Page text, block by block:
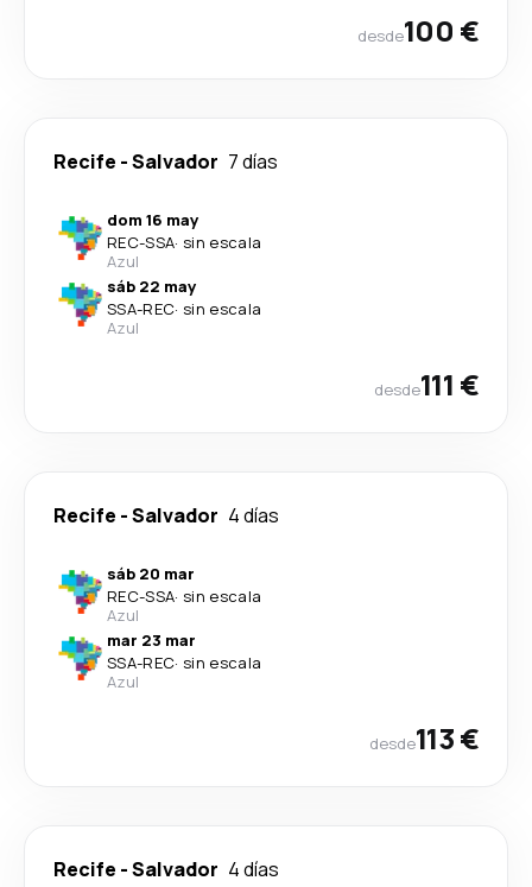
desde100 €
Recife -Salvador 7 días
dom 16 may
REC-SSA· sin escala
Azul
sáb 22 may
SSA-REC· sin escala
Azul
desde111 €
Recife -Salvador 4 días
sáb 20 mar
REC-SSA· sin escala
Azul
mar 23 mar
SSA-REC· sin escala
Azul
desde113 €
Recife -Salvador 4 días